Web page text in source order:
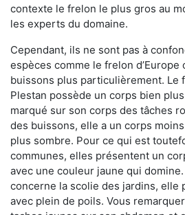
contexte le frelon le plus gros au
les experts du domaine.
Cependant, ils ne sont pas à
espèces comme le frelon
buissons plus particulièrement. Le
Plestan possède un corps bien
marqué sur son corps des tâches
des buissons, elle a un corps
plus sombre. Pour ce qui est
communes, elles présentent un
avec une couleur jaune qui domine.
concerne la scolie des jardins, elle
avec plein de poils. Vous